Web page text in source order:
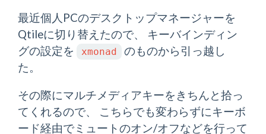
最近個人PCのデスクトップマネージャーを
Qtileに切り替えたので、 キーバインディン
グの設定を
xmonad
のものから引っ越し
た。
その際にマルチメディアキーをきちんと拾っ
てくれるので、 こちらでも変わらずにキーボ
ード経由でミュートのオン/オフなどを行って